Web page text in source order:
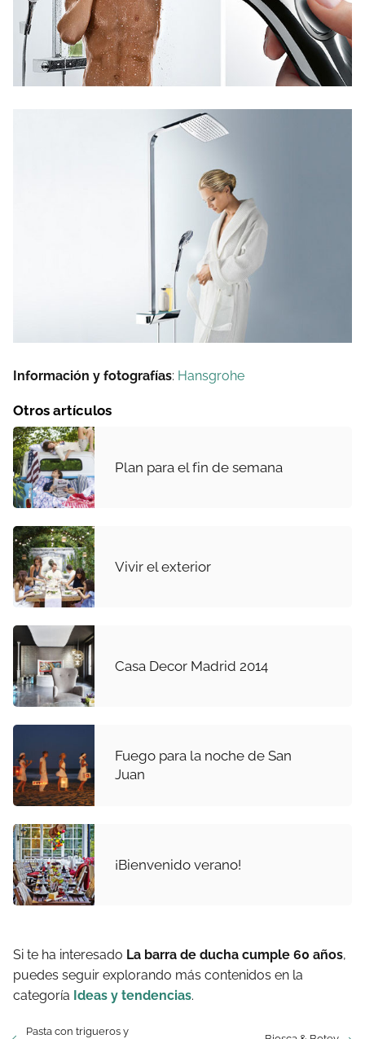
Información y fotografías: Hansgrohe
Otros artículos
Plan para el fin de semana
Vivir el exterior
Casa Decor Madrid 2014
Fuego para la noche de San
Juan
¡Bienvenido verano!
Si te ha interesado La barra de ducha cumple 60 años,
puedes seguir explorando más contenidos en la
categoría Ideas y tendencias.
Pasta con trigueros y